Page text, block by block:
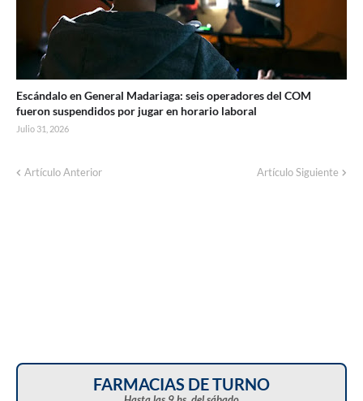
Escándalo en General Madariaga: seis operadores del COM
fueron suspendidos por jugar en horario laboral
Julio 31, 2026
Artículo Anterior Artículo Siguiente
FARMACIAS DE TURNO